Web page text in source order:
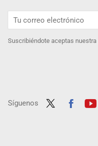
Suscribiéndote aceptas nuestra
Síguenos